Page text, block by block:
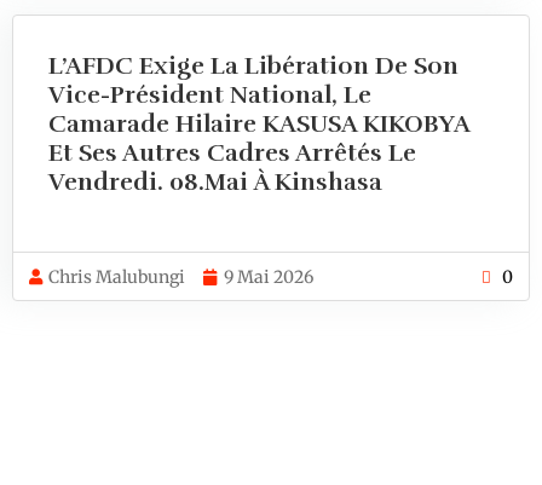
L’AFDC Exige La Libération De Son
Vice-Président National, Le
Camarade Hilaire KASUSA KIKOBYA
Et Ses Autres Cadres Arrêtés Le
Vendredi. 08.mai À Kinshasa
Chris Malubungi 9 Mai 2026 0